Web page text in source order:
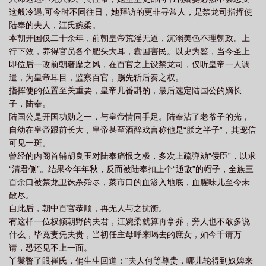
这般冷遇,可今时不同往日，她拜访的更非寻常人，是禁龙司指挥使
陆奉的夫人，江氏婉柔。
本朝开国仅二十余年，前朝皇帝荒淫无道，沉溺美色不理朝政。上
行下效，养得官员各个肥头大耳，蠹国害民。以史为鉴，当今圣上
即位后一改前朝奢靡之风，在百官之上设禁龙司，仅听皇帝一人调
遣，为皇帝耳目，监察百官，赐先斩后奏之权。
指挥使的位置至关重要，皇帝几番斟酌，最后选定陆国公的嫡长
子，陆奉。
陆国公是开国功勋之一，与皇帝情同手足。陆奉沾了老爷子的光，
自幼在皇帝跟前长大，皇帝甚至酒醉戏言称他是“朕之半子”，其宠信
可见一斑。
曾经的内阁首辅胡良玉对陆奉痛恨之极，多次上疏弹劾“佞臣”，以求
“清君侧”。结果今年年秋，反而被陆奉扣上个“通敌”的帽子，全族三
百余口被禁龙卫诛杀殆尽，菜市口的血渗入地底，血腥味儿至今未
散尽。
自此后，朝中百官恭顺，再无人与之抗衡。
有这样一位权倾朝野的夫君，江婉柔就算再拿乔，旁人也不敢多说
什么，毕竟妻凭夫贵，当初任主母呼来喝去的庶女，如今千请万
请，恐还见不上一面。
丫鬟瞥了眼崔氏，俏生生回道：“夫人何等尊贵，哪儿轮得到奴婢来